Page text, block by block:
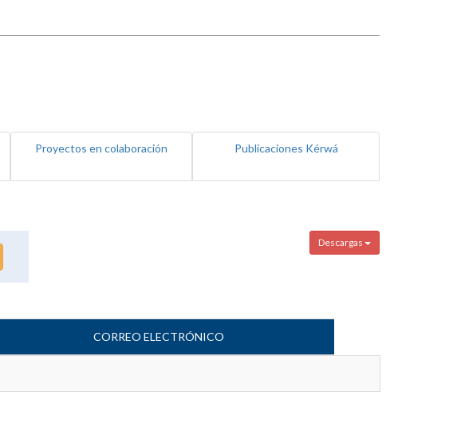
Proyectos en colaboración Publicaciones Kérwá
Descargas
CORREO ELECTRÓNICO